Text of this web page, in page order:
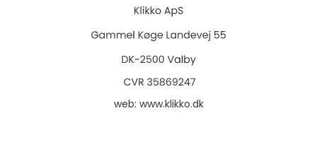
web: www.klikko.dk